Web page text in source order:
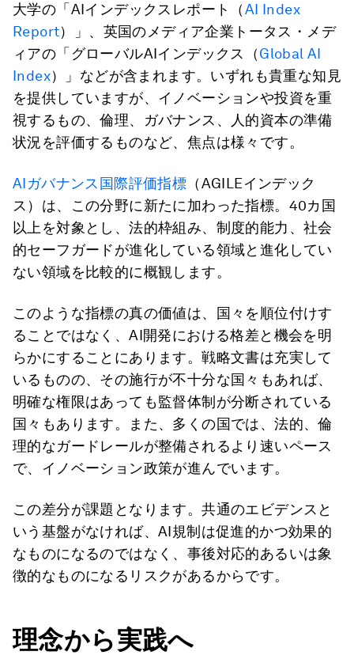
大学の「AIインデックスレポート（AI Index
Report）」、英国のメディア企業トータス・メデ
ィアの「グローバルAIインデックス（Global AI
Index）」などが含まれます。いずれも貴重な知見
を提供していますが、イノベーションや投資を重
視するもの、倫理、ガバナンス、人的資本の準備
状況を評価するものなど、焦点は様々です。
AIガバナンス国際評価指標 （AGILEインデック
ス）は、この分野に新たに加わった指標。40カ国
以上を対象とし、法的枠組み、制度的能力、社会
的セーフガードが進化している領域と進化してい
ない領域を比較的に概観します。
このような指標の真の価値は、国々を順位付けす
ることではなく、AI開発における格差と機会を明
らかにすることにあります。戦略文書は充実して
いるものの、その施行が不十分な国々もあれば、
明確な権限はあっても監督体制が分断されている
国々もあります。また、多くの国では、法的、倫
理的なガードレールが整備されるより速いペース
で、イノベーション政策が進んでいます。
この差分が課題となります。共通のエビデンスと
いう基盤がなければ、AI規制は促進的かつ効果的
なものになるのではなく、事後対応的あるいは象
徴的なものになるリスクがあるからです。
理念から実践へ